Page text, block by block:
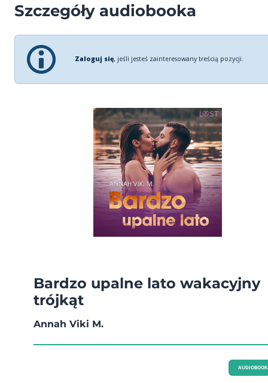
Szczegóły audiobooka
Zaloguj się, jeśli jesteś zainteresowany treścią pozycji.
Bardzo upalne lato wakacyjny
trójkąt
Annah Viki M.
AUDIOBOOK